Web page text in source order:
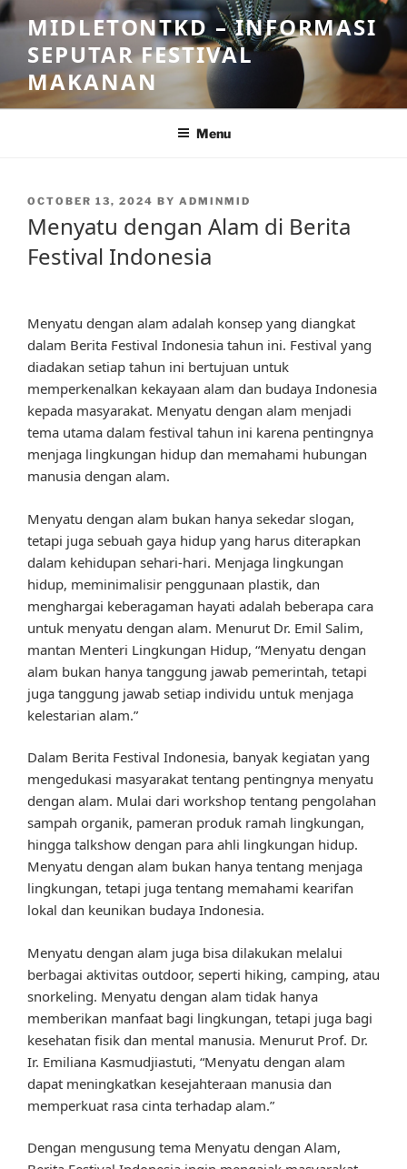
Skip
to
content
MIDLETONTKD – INFORMASI
SEPUTAR FESTIVAL
MAKANAN
Menu
POSTED
OCTOBER 13, 2024 BY ADMINMID
Menyatu dengan Alam di Berita
Festival Indonesia
Menyatu dengan alam adalah konsep yang diangkat
dalam Berita Festival Indonesia tahun ini. Festival yang
diadakan setiap tahun ini bertujuan untuk
memperkenalkan kekayaan alam dan budaya Indonesia
kepada masyarakat. Menyatu dengan alam menjadi
tema utama dalam festival tahun ini karena pentingnya
menjaga lingkungan hidup dan memahami hubungan
manusia dengan alam.
Menyatu dengan alam bukan hanya sekedar slogan,
tetapi juga sebuah gaya hidup yang harus diterapkan
dalam kehidupan sehari-hari. Menjaga lingkungan
hidup, meminimalisir penggunaan plastik, dan
menghargai keberagaman hayati adalah beberapa cara
untuk menyatu dengan alam. Menurut Dr. Emil Salim,
mantan Menteri Lingkungan Hidup, “Menyatu dengan
alam bukan hanya tanggung jawab pemerintah, tetapi
juga tanggung jawab setiap individu untuk menjaga
kelestarian alam.”
Dalam Berita Festival Indonesia, banyak kegiatan yang
mengedukasi masyarakat tentang pentingnya menyatu
dengan alam. Mulai dari workshop tentang pengolahan
sampah organik, pameran produk ramah lingkungan,
hingga talkshow dengan para ahli lingkungan hidup.
Menyatu dengan alam bukan hanya tentang menjaga
lingkungan, tetapi juga tentang memahami kearifan
lokal dan keunikan budaya Indonesia.
Menyatu dengan alam juga bisa dilakukan melalui
berbagai aktivitas outdoor, seperti hiking, camping, atau
snorkeling. Menyatu dengan alam tidak hanya
memberikan manfaat bagi lingkungan, tetapi juga bagi
kesehatan fisik dan mental manusia. Menurut Prof. Dr.
Ir. Emiliana Kasmudjiastuti, “Menyatu dengan alam
dapat meningkatkan kesejahteraan manusia dan
memperkuat rasa cinta terhadap alam.”
Dengan mengusung tema Menyatu dengan Alam,